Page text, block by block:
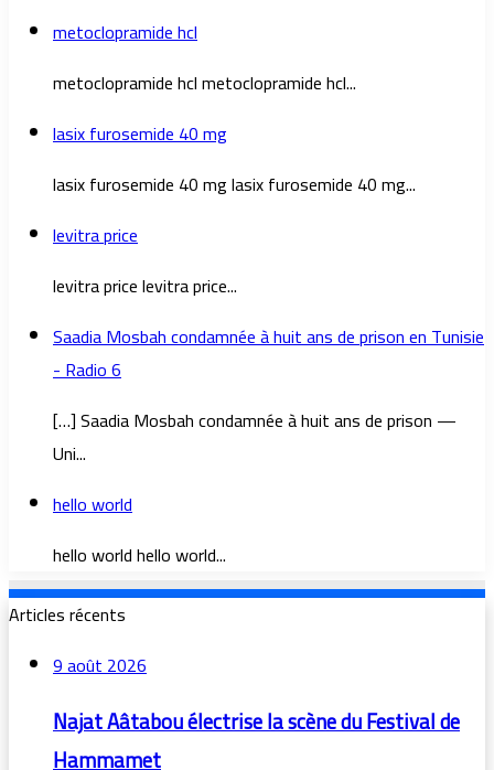
metoclopramide hcl
metoclopramide hcl metoclopramide hcl...
lasix furosemide 40 mg
lasix furosemide 40 mg lasix furosemide 40 mg...
levitra price
levitra price levitra price...
Saadia Mosbah condamnée à huit ans de prison en Tunisie
- Radio 6
[…] Saadia Mosbah condamnée à huit ans de prison —
Uni...
hello world
hello world hello world...
Articles récents
9 août 2026
Najat Aâtabou électrise la scène du Festival de
Hammamet